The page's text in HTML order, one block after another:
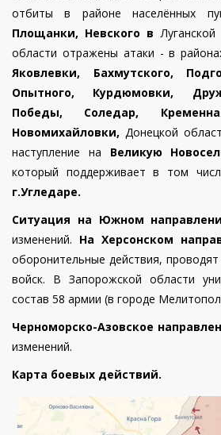
отбиты в районе населённых
Площанки, Невского в
области отражены атаки - в
Яковлевки, Бахмутского,
Опытного, Курдюмовки,
Победы, Соледар,
Новомихайловки, Донецкой
наступление на Великую
который поддерживает в том
г.Угледаре.
Ситуация на Южном
изменений. На Херсонском
оборонительные действия, проводят
войск.
В Запорожской области
состав 58 армии (в городе
Черноморско-Азовское
изменений.
Карта боевых действий.